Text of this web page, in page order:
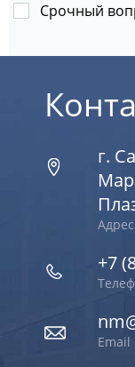
Срочный
г.
Адрес
+7
Email